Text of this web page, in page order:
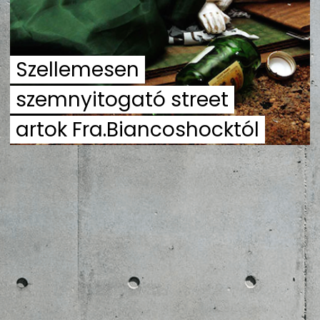
ZENE
MÉDIAAJÁNLAT
IMPRESSZUM
PR-ARCHÍVUM
ADATKEZELÉSI TÁJÉKOZTATÓ
Szellemesen
szemnyitogató street
artok Fra.Biancoshocktól